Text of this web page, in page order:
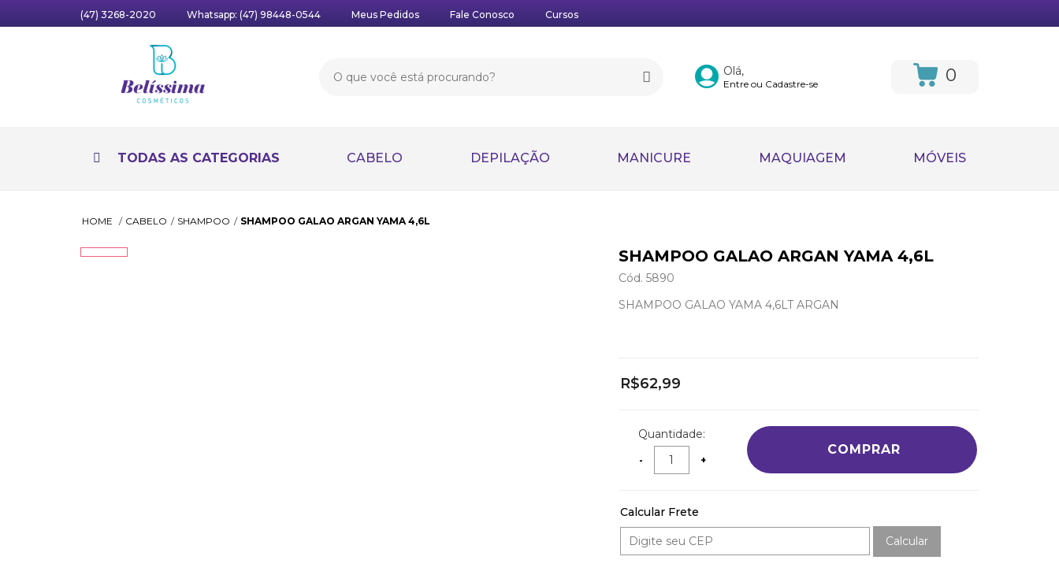
(47) 3268-2020 Whatsapp: (47) 98448-0544 Meus Pedidos Fale Conosco Cursos
Olá,
Entre ou Cadastre-se 0
TODAS AS CATEGORIAS CABELO DEPILAÇÃO MANICURE MAQUIAGEM MÓVEIS
HOME CABELO SHAMPOO SHAMPOO GALAO ARGAN YAMA 4,6L
SHAMPOO GALAO ARGAN YAMA 4,6L
Cód. 5890
SHAMPOO GALAO YAMA 4,6LT ARGAN
R$62,99
Quantidade:
COMPRAR
Calcular Frete
Calcular